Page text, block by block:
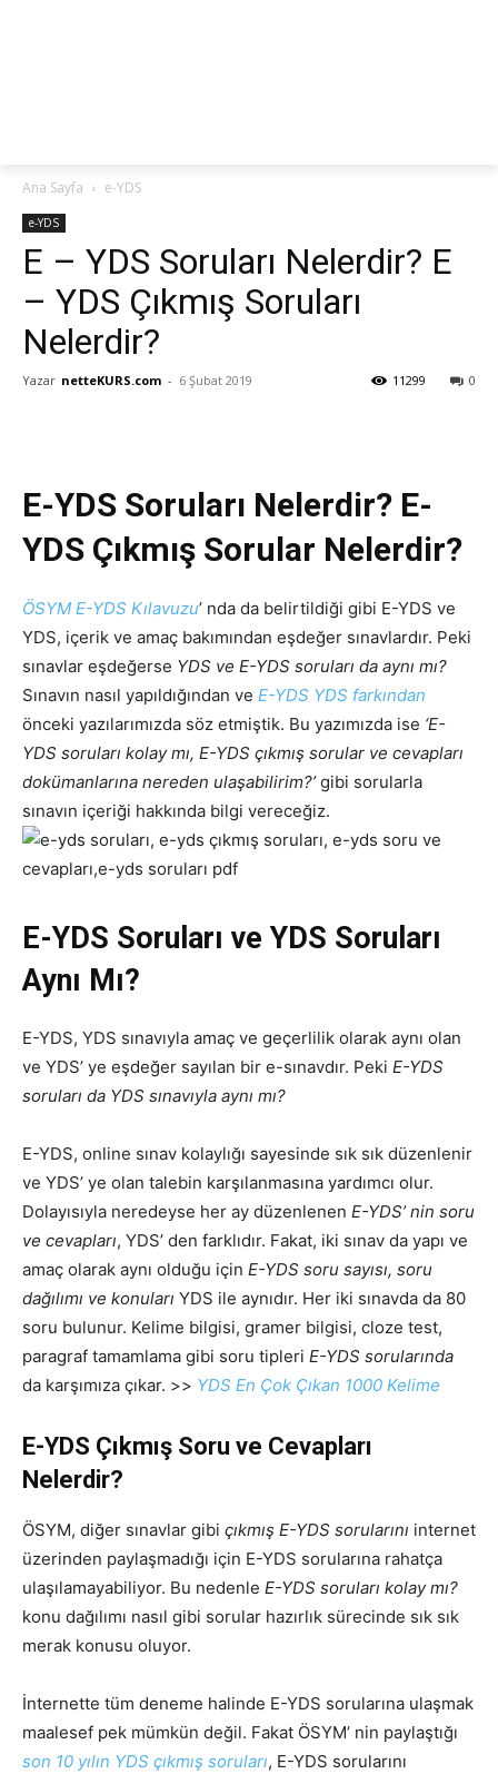
Ana Sayfa e-YDS
e-YDS
E – YDS Soruları Nelerdir? E
– YDS Çıkmış Soruları
Nelerdir?
Yazar netteKURS.com - 6 Şubat 2019 0
11299
E-YDS Soruları Nelerdir? E-
YDS Çıkmış Sorular Nelerdir?
ÖSYM E-YDS Kılavuzu’ nda da belirtildiği gibi E-YDS ve
YDS, içerik ve amaç bakımından eşdeğer sınavlardır. Peki
sınavlar eşdeğerse YDS ve E-YDS soruları da aynı mı?
Sınavın nasıl yapıldığından ve E-YDS YDS farkından
önceki yazılarımızda söz etmiştik. Bu yazımızda ise ‘E-
YDS soruları kolay mı, E-YDS çıkmış sorular ve cevapları
dokümanlarına nereden ulaşabilirim?’gibi sorularla
sınavın içeriği hakkında bilgi vereceğiz.
E-YDS Soruları ve YDS Soruları
Aynı Mı?
E-YDS, YDS sınavıyla amaç ve geçerlilik olarak aynı olan
ve YDS’ ye eşdeğer sayılan bir e-sınavdır. Peki E-YDS
soruları da YDS sınavıyla aynı mı?
E-YDS, online sınav kolaylığı sayesinde sık sık düzenlenir
ve YDS’ ye olan talebin karşılanmasına yardımcı olur.
Dolayısıyla neredeyse her ay düzenlenen E-YDS’ nin soru
ve cevapları, YDS’ den farklıdır. Fakat, iki sınav da yapı ve
amaç olarak aynı olduğu için E-YDS soru sayısı, soru
dağılımı ve konuları YDS ile aynıdır. Her iki sınavda da 80
soru bulunur. Kelime bilgisi, gramer bilgisi, cloze test,
paragraf tamamlama gibi soru tipleri E-YDS sorularında
da karşımıza çıkar. >> YDS En Çok Çıkan 1000 Kelime
E-YDS Çıkmış Soru ve Cevapları
Nelerdir?
ÖSYM, diğer sınavlar gibi çıkmış E-YDS sorularını internet
üzerinden paylaşmadığı için E-YDS sorularına rahatça
ulaşılamayabiliyor. Bu nedenle E-YDS soruları kolay mı?
konu dağılımı nasıl gibi sorular hazırlık sürecinde sık sık
merak konusu oluyor.
İnternette tüm deneme halinde E-YDS sorularına ulaşmak
maalesef pek mümkün değil. Fakat ÖSYM’ nin paylaştığı
son 10 yılın YDS çıkmış soruları, E-YDS sorularını